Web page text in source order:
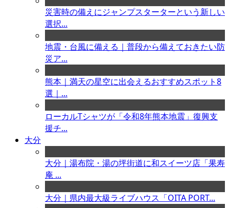
災害時の備えにジャンプスターターという新しい
選択...
地震・台風に備える｜普段から備えておきたい防
災ア...
熊本｜満天の星空に出会えるおすすめスポット8
選｜...
ローカルTシャツが「令和8年熊本地震」復興支
援チ...
大分
大分｜湯布院・湯の坪街道に和スイーツ店「果寿
庵 ...
大分｜県内最大級ライブハウス「OITA PORT...